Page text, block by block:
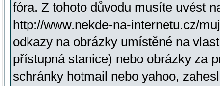
fóra. Z tohoto důvodu musíte uvést
http://www.nekde-na-internetu.cz/
odkazy na obrázky umístěné na
přístupná stanice) nebo obrázky za
schránky hotmail nebo yahoo,